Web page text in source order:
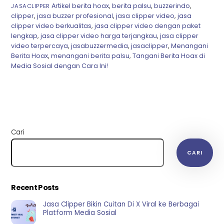
JASACLIPPER Artikel berita hoax, berita palsu, buzzerindo,
clipper,jasa buzzer profesional,jasa clipper video,jasa
clipper video berkualitas,jasa clipper video dengan paket
lengkap,jasa clipper video harga terjangkau,jasa clipper
video terpercaya,jasabuzzermedia,jasaclipper,Menangani
Berita Hoax,menangani berita palsu,Tangani Berita Hoax di
Media Sosial dengan Cara Ini!
Cari
CARI
Recent Posts
Jasa Clipper Bikin Cuitan Di X Viral ke Berbagai
Platform Media Sosial